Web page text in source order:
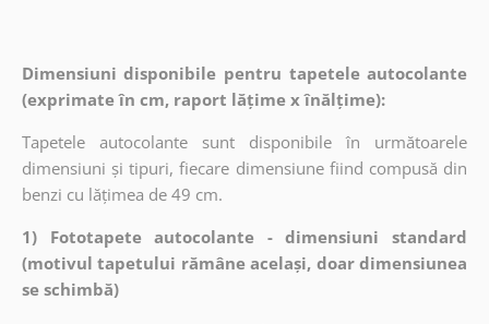
Dimensiuni disponibile pentru tapetele autocolante
(exprimate în cm, raport lățime x înălțime):
Tapetele autocolante sunt disponibile în următoarele
dimensiuni și tipuri, fiecare dimensiune fiind compusă din
benzi cu lățimea de 49 cm.
1) Fototapete autocolante - dimensiuni standard
(motivul tapetului rămâne același, doar dimensiunea
se schimbă)